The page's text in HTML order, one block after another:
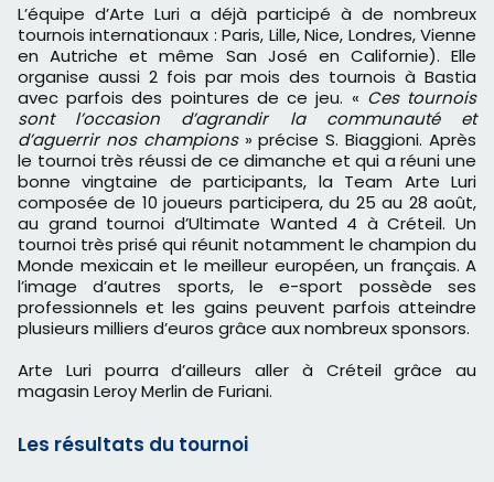
L’équipe d’Arte Luri a déjà participé à de nombreux
tournois internationaux : Paris, Lille, Nice, Londres, Vienne
en Autriche et même San José en Californie). Elle
organise aussi 2 fois par mois des tournois à Bastia
avec parfois des pointures de ce jeu. « Ces tournois
sont l’occasion d’agrandir la communauté et
d’aguerrir nos champions» précise S. Biaggioni. Après
le tournoi très réussi de ce dimanche et qui a réuni une
bonne vingtaine de participants, la Team Arte Luri
composée de 10 joueurs participera, du 25 au 28 août,
au grand tournoi d’Ultimate Wanted 4 à Créteil. Un
tournoi très prisé qui réunit notamment le champion du
Monde mexicain et le meilleur européen, un français. A
l’image d’autres sports, le e-sport possède ses
professionnels et les gains peuvent parfois atteindre
plusieurs milliers d’euros grâce aux nombreux sponsors.
​Arte Luri pourra d’ailleurs aller à Créteil grâce au
magasin Leroy Merlin de Furiani.
Les résultats du tournoi